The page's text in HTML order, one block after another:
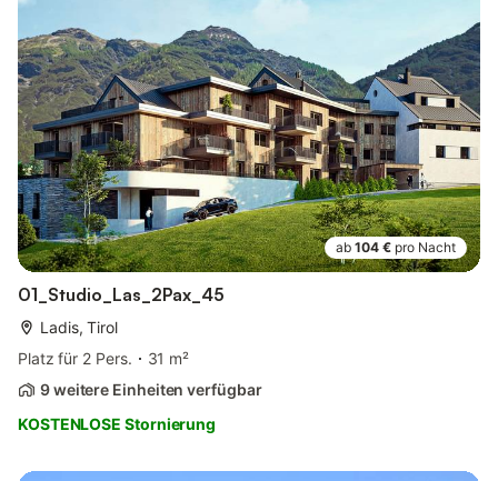
ab 104 € pro Nacht
01_Studio_Las_2Pax_45
Ladis, Tirol
Platz für 2 Pers.
31 m²
9 weitere Einheiten verfügbar
KOSTENLOSE Stornierung